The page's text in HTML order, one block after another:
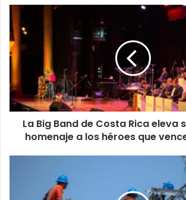
La
Big
Band
de
Costa
Rica
eleva
su
música
homenaje
La Big Band de Costa Rica eleva
homenaje a los héroes que